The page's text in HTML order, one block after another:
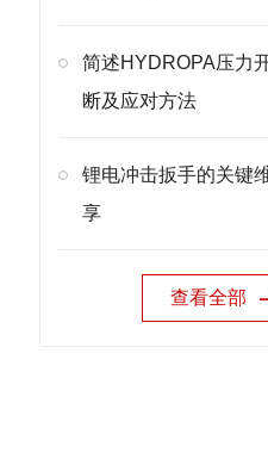
简述HYDROPA压力
断及应对方法
锂电冲击扳手的关键
享
查看全部